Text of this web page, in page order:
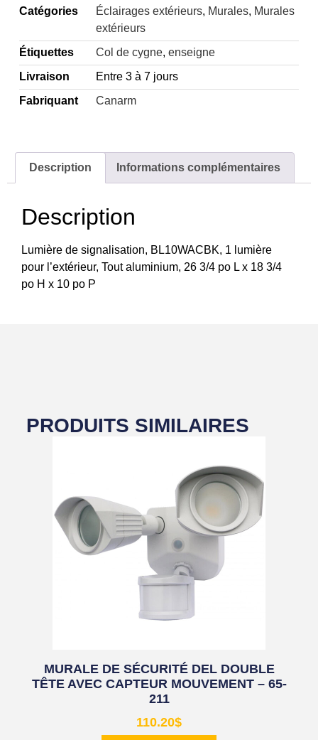
Catégories
Éclairages extérieurs, Murales, Murales
extérieurs
Étiquettes
Col de cygne, enseigne
Livraison
Entre 3 à 7 jours
Fabriquant
Canarm
Description Informations complémentaires
Description
Lumière de signalisation, BL10WACBK, 1 lumière
pour l’extérieur, Tout aluminium, 26 3/4 po L x 18 3/4
po H x 10 po P
PRODUITS SIMILAIRES
MURALE DE SÉCURITÉ DEL DOUBLE
TÊTE AVEC CAPTEUR MOUVEMENT – 65-
211
110.20$